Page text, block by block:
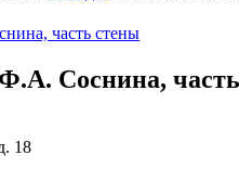
Соснина,
18